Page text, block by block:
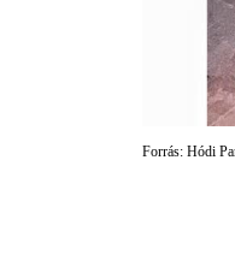
Forrás: Hódi